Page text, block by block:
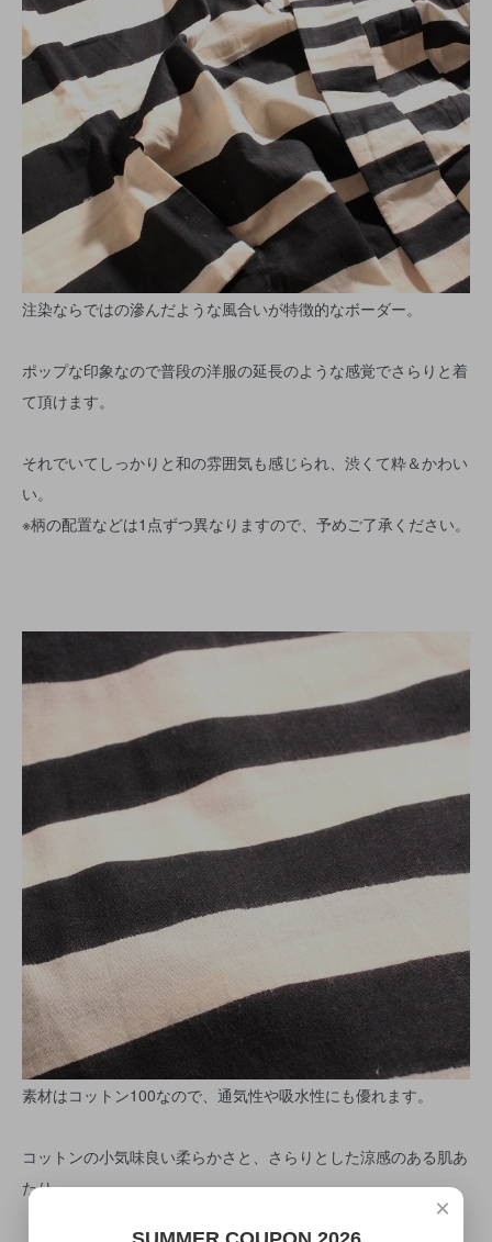
注染ならではの滲んだような風合いが特徴的なボーダー。
ポップな印象なので普段の洋服の延長のような感覚でさらりと着
て頂けます。
それでいてしっかりと和の雰囲気も感じられ、渋くて粋＆かわい
い。
※柄の配置などは1点ずつ異なりますので、予めご了承ください。
素材はコットン100なので、通気性や吸水性にも優れます。
コットンの小気味良い柔らかさと、さらりとした涼感のある肌あ
たり。
×